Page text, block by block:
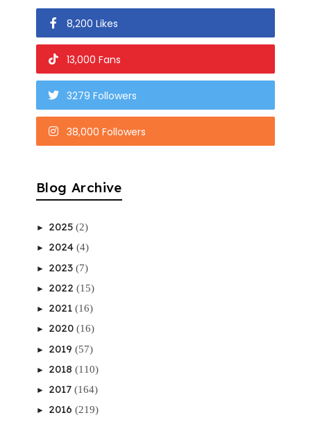
8,200 Likes
13,000 Fans
3279 Followers
38,000 Followers
Blog Archive
► 2025 (2)
► 2024 (4)
► 2023 (7)
► 2022 (15)
► 2021 (16)
► 2020 (16)
► 2019 (57)
► 2018 (110)
► 2017 (164)
► 2016 (219)